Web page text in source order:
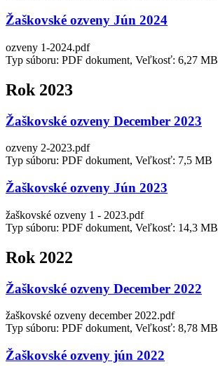
Žaškovské ozveny Jún 2024
ozveny 1-2024.pdf
Typ súboru: PDF dokument, Veľkosť: 6,27 MB
Rok 2023
Žaškovské ozveny December 2023
ozveny 2-2023.pdf
Typ súboru: PDF dokument, Veľkosť: 7,5 MB
Žaškovské ozveny Jún 2023
žaškovské ozveny 1 - 2023.pdf
Typ súboru: PDF dokument, Veľkosť: 14,3 MB
Rok 2022
Žaškovské ozveny December 2022
žaškovské ozveny december 2022.pdf
Typ súboru: PDF dokument, Veľkosť: 8,78 MB
Žaškovské ozveny jún 2022